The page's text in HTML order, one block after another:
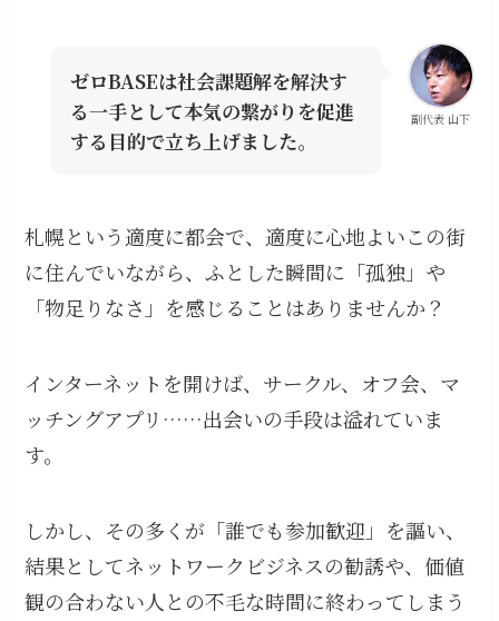
副代表 山下
ゼロBASEは社会課題解を解決す
る一手として本気の繋がりを促進
する目的で立ち上げました。
札幌という適度に都会で、適度に心地よいこの街
に住んでいながら、ふとした瞬間に「孤独」や
「物足りなさ」を感じることはありませんか？
インターネットを開けば、サークル、オフ会、マ
ッチングアプリ……出会いの手段は溢れていま
す。
しかし、その多くが「誰でも参加歓迎」を謳い、
結果としてネットワークビジネスの勧誘や、価値
観の合わない人との不毛な時間に終わってしまう